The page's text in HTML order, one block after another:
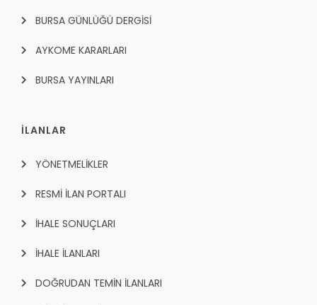
BURSA GÜNLÜĞÜ DERGİSİ
AYKOME KARARLARI
BURSA YAYINLARI
İLANLAR
YÖNETMELİKLER
RESMİ İLAN PORTALI
İHALE SONUÇLARI
İHALE İLANLARI
DOĞRUDAN TEMİN İLANLARI